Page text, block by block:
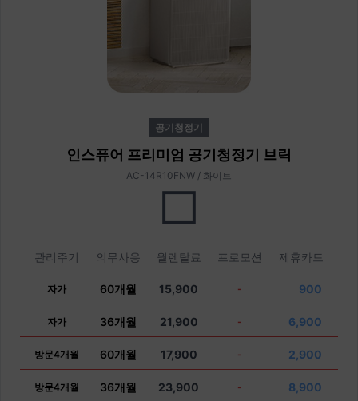
공기청정기
인스퓨어 프리미엄 공기청정기 브릭
AC-14R10FNW / 화이트
관리주기 의무사용 월렌탈료 프로모션 제휴카드
자가 60개월 15,900 - 900
자가 36개월 21,900 - 6,900
방문4개월 60개월 17,900 - 2,900
방문4개월 36개월 23,900 - 8,900